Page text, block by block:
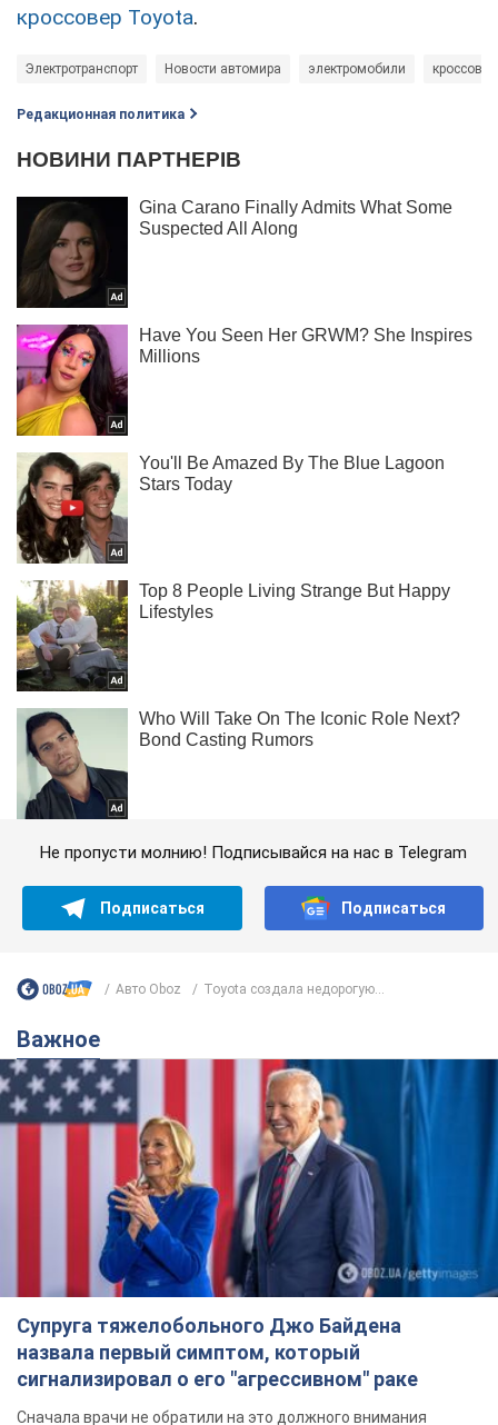
кроссовер Toyota.
Электротранспорт Новости автомира электромобили кроссовер
Редакционная политика
Не пропусти молнию! Подписывайся на нас в Telegram
Подписаться Подписаться
Авто Oboz Toyota создала недорогую...
Важное
Супруга тяжелобольного Джо Байдена
назвала первый симптом, который
сигнализировал о его "агрессивном" раке
Сначала врачи не обратили на это должного внимания